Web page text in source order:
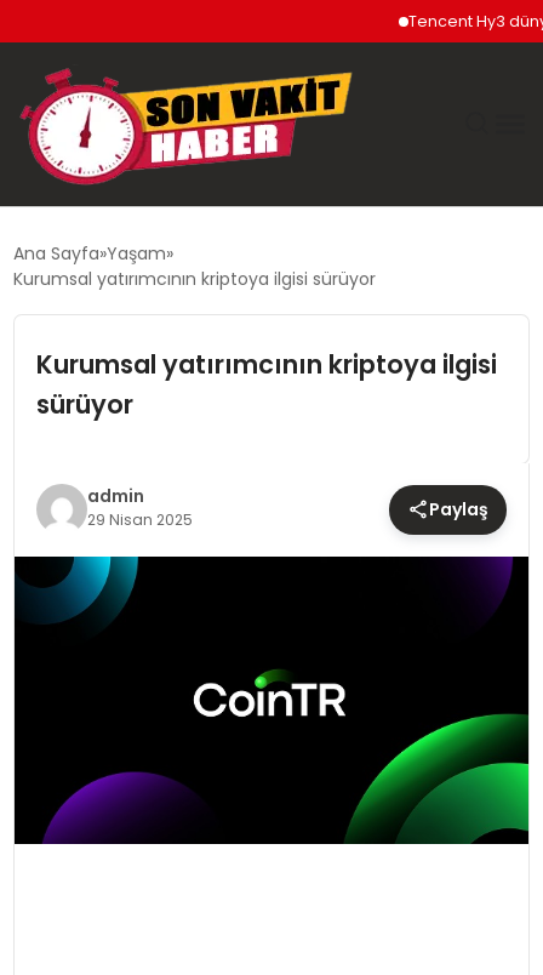
Tencent Hy3 dünya
DÜNYA
EKONOMI
SPOR
TEKNOLOJI
YAŞAM
Ana Sayfa Yaşam
Kurumsal yatırımcının kriptoya ilgisi sürüyor
Kurumsal yatırımcının kriptoya ilgisi
sürüyor
admin
29 Nisan 2025 Paylaş